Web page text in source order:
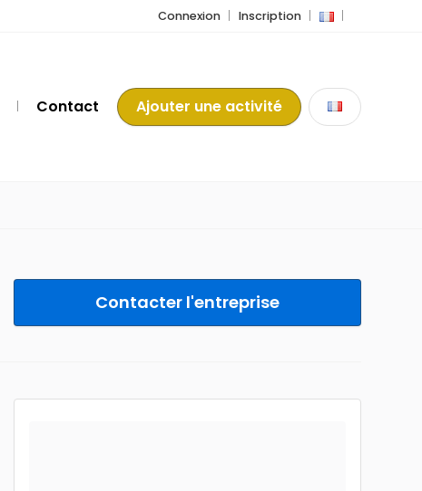
Connexion Inscription
Contact Ajouter une activité
Contacter l'entreprise